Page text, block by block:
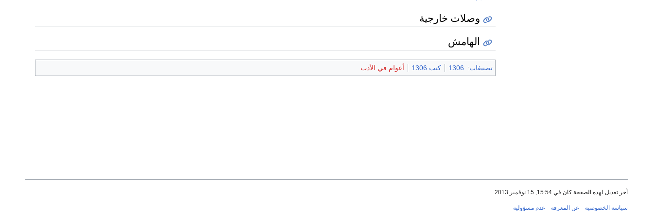
وصلات خارجية
الهامش
تصنيفات:
1306 كتب 1306 أعوام في الأدب
آخر تعديل لهذه الصفحة كان في 15:54, 15 نوفمبر 2013.
سياسة الخصوصية عن المعرفة عدم مسؤولية